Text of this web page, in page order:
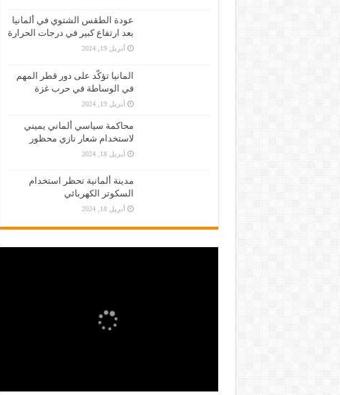
عودة الطقس الشتوي في ألمانيا
بعد ارتفاع كبير في درجات الحرارة
أبريل 19, 2024
المانيا تؤكّد على دور قطر المهم
في الوساطة في حرب غزة
أبريل 19, 2024
محاكمة سياسي ألماني يميني
لاستخدام شعار نازي محظور
أبريل 18, 2024
مدينة ألمانية تحظر استخدام
السكوتر الكهربائي
أبريل 18, 2024